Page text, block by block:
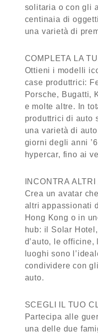
solitaria o con gli
centinaia di
una varietà di
COMPLETA LA
Ottieni i modelli
case produttrici:
Porsche, Bugatti,
e molte altre. In
produttrici di auto
una varietà di
giorni degli anni
hypercar, fino ai
INCONTRA
Crea un avatar
altri appassionati
Hong Kong o in
hub: il Solar
d’auto, le
luoghi sono
condividere con
auto.
SCEGLI IL TUO
Partecipa alle
una delle due